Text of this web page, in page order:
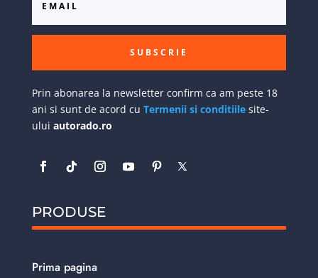
SUBSCRIE
Prin abonarea la newsletter confirm ca am peste 18
ani si sunt de acord cu Termenii si conditiilesite-
ului autorado.ro
PRODUSE
Prima pagina